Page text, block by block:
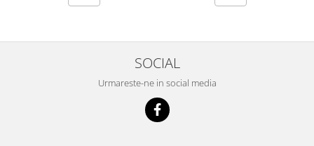
SOCIAL
Urmareste-ne in social media